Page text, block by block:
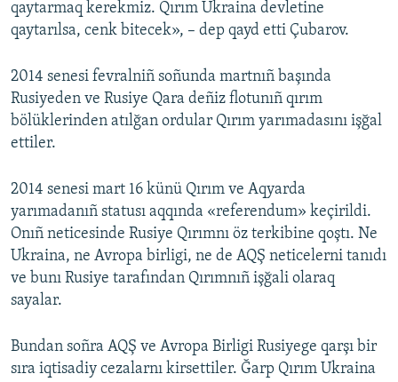
qaytarmaq kerekmiz. Qırım Ukraina devletine
qaytarılsa, cenk bitecek», – dep qayd etti Çubarov.
2014 senesi fevralniñ soñunda martnıñ başında
Rusiyeden ve Rusiye Qara deñiz flotunıñ qırım
bölüklerinden atılğan ordular Qırım yarımadasını işğal
ettiler.
2014 senesi mart 16 künü Qırım ve Aqyarda
yarımadanıñ statusı aqqında «referendum» keçirildi.
Onıñ neticesinde Rusiye Qırımnı öz terkibine qoştı. Ne
Ukraina, ne Avropa birligi, ne de AQŞ neticelerni tanıdı
ve bunı Rusiye tarafından Qırımnıñ işğali olaraq
sayalar.
Bundan soñra AQŞ ve Avropa Birligi Rusiyege qarşı bir
sıra iqtisadiy cezalarnı kirsettiler. Ğarp Qırım Ukraina